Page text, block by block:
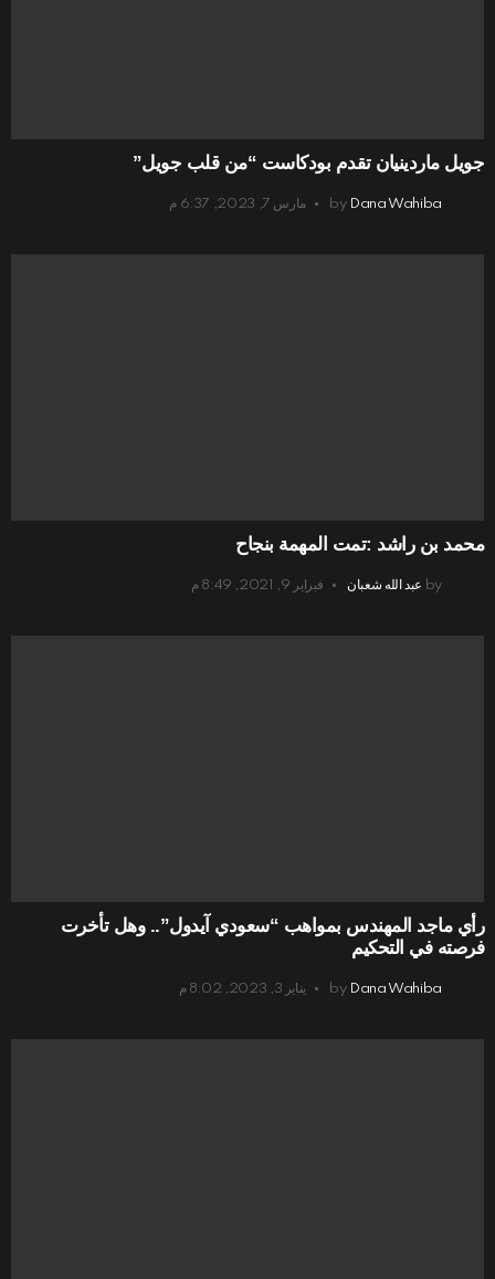
جويل ماردينيان تقدم بودكاست “من قلب جويل”
by Dana Wahiba مارس 7, 2023, 6:37 م
محمد بن راشد :تمت المهمة بنجاح
by عبد الله شعبان فبراير 9, 2021, 8:49 م
رأي ماجد المهندس بمواهب “سعودي آيدول”.. وهل تأخرت
فرصته في التحكيم
by Dana Wahiba يناير 3, 2023, 8:02 م